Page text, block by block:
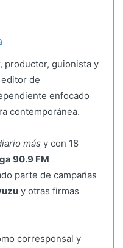
productor, guionista y
de
enfocado
contemporánea.
más y con 18
90.9 FM
parte de campañas
y otras firmas
corresponsal y